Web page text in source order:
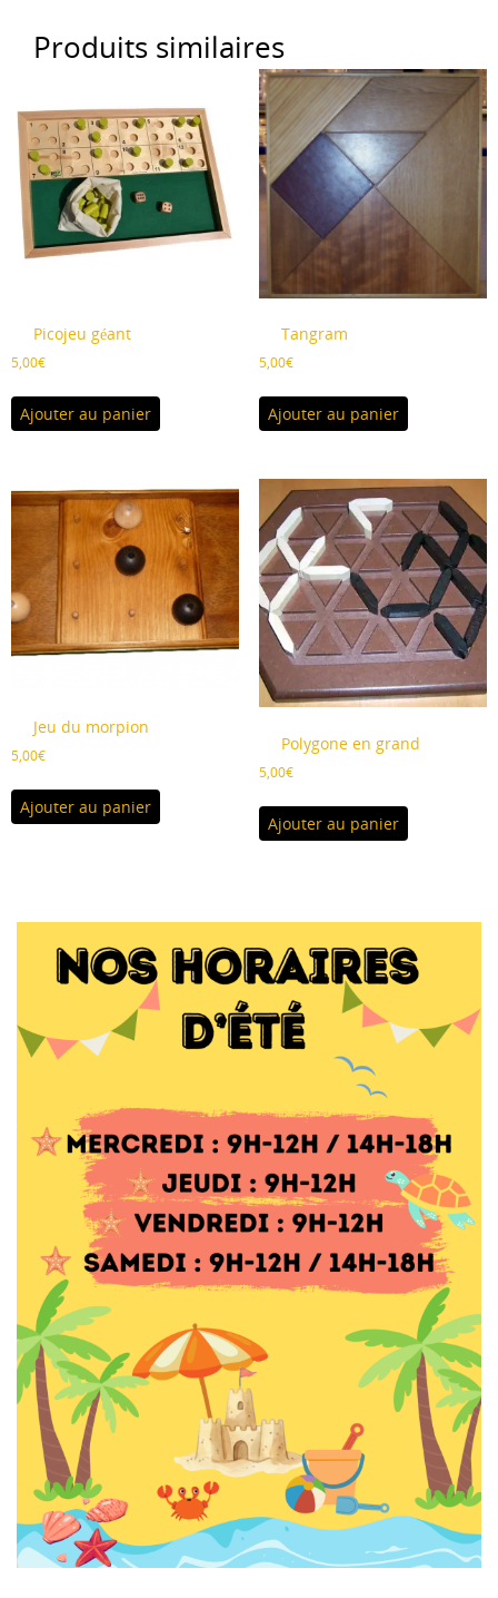
Produits similaires
Picojeu géant
5,00€
Ajouter au panier
Tangram
5,00€
Ajouter au panier
Jeu du morpion
5,00€
Ajouter au panier
Polygone en grand
5,00€
Ajouter au panier